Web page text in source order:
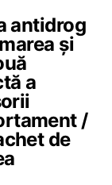
antidrog
şi
a
/
de